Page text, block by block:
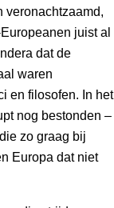
veronachtzaamd,
juist al
dat de
waren
en filosofen. In het
nog bestonden –
zo graag bij
Europa dat niet